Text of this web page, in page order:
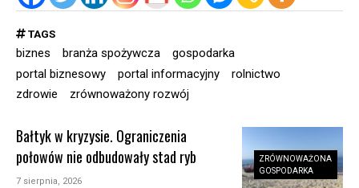
TAGS
biznes branża spożywcza
gospodarka
portal biznesowy
portal informacyjny
rolnictwo
zdrowie
zrównoważony rozwój
ZRÓWNOWAŻONA
GOSPODARKA
Bałtyk w kryzysie. Ograniczenia
połowów nie odbudowały stad ryb
7 sierpnia, 2026